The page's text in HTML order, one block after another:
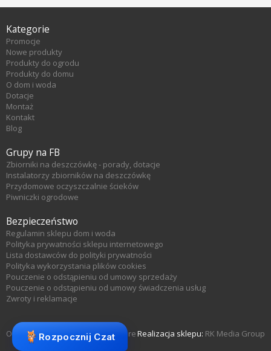
Kategorie
Promocje
Nowe produkty
Produkty do ogrodu
Produkty do domu
O dom i woda
Dotacje
Montaż
Kontakt
Blog
Grupy na FB
Zbiorniki na deszczówkę - porady, dotacje
Instalatorzy zbiorników na deszczówkę
Przydomowe oczyszczalnie ścieków
Piwniczki ogrodowe
Bezpieczeństwo
Regulamin sklepu dom i woda
Polityka prywatności sklepu internetowego
Lista dostawców do polityki prywatności
Polityka wykorzystania plików cookies
Pouczenie o odstąpieniu od umowy sprzedaży
Pouczenie o odstąpieniu od umowy świadczenia usług
Zwroty i reklamacje
Realizacja sklepu: RK Media Group
Oprogramowanie sklepu KQS.store
Rozpocznij Czat